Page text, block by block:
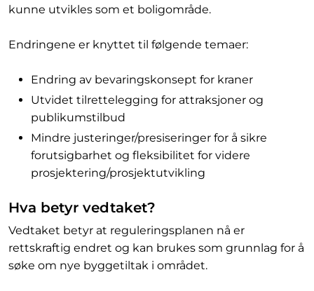
kunne utvikles som et boligområde.
Endringene er knyttet til følgende temaer:
Endring av bevaringskonsept for kraner
Utvidet tilrettelegging for attraksjoner og
publikumstilbud
Mindre justeringer/presiseringer for å sikre
forutsigbarhet og fleksibilitet for videre
prosjektering/prosjektutvikling
Hva betyr vedtaket?
Vedtaket betyr at reguleringsplanen nå er
rettskraftig endret og kan brukes som grunnlag for å
søke om nye byggetiltak i området.